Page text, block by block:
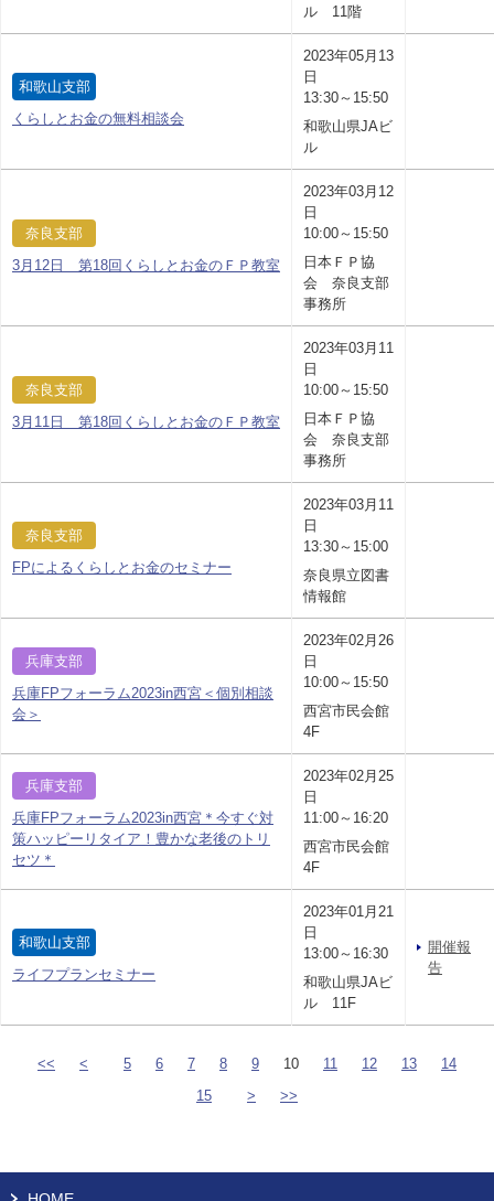
ル 11階
和歌山支部
くらしとお金の無料相談会
2023年05月13
日
13:30～15:50
和歌山県JAビ
ル
奈良支部
3月12日 第18回くらしとお金のＦＰ教室
2023年03月12
日
10:00～15:50
日本ＦＰ協
会 奈良支部
事務所
奈良支部
3月11日 第18回くらしとお金のＦＰ教室
2023年03月11
日
10:00～15:50
日本ＦＰ協
会 奈良支部
事務所
奈良支部
FPによるくらしとお金のセミナー
2023年03月11
日
13:30～15:00
奈良県立図書
情報館
兵庫支部
兵庫FPフォーラム2023in西宮＜個別相談
会＞
2023年02月26
日
10:00～15:50
西宮市民会館
4F
兵庫支部
兵庫FPフォーラム2023in西宮＊今すぐ対
策ハッピーリタイア！豊かな老後のトリ
セツ＊
2023年02月25
日
11:00～16:20
西宮市民会館
4F
和歌山支部
ライフプランセミナー
2023年01月21
日
13:00～16:30
和歌山県JAビ
ル 11F
開催報
告
<< < 5 6 7 8 9 10 11 12 13
14
15
> >>